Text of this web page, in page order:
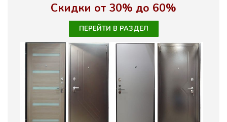
Скидки от 30% до 60%
ПЕРЕЙТИ В РАЗДЕЛ